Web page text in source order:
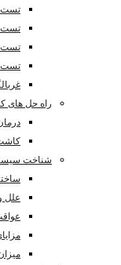
تست
تست
تست
تست
راه حل های
شناخت
علل